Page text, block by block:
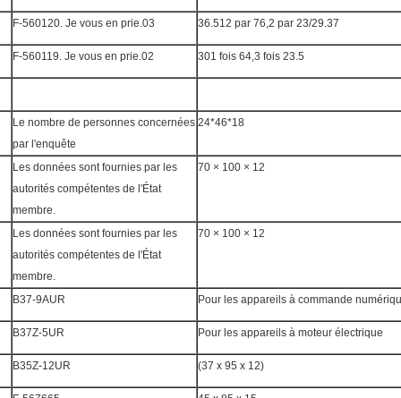
F-560120. Je vous en prie.03 36.512 par 76,2 par 23/29.37
F-560119. Je vous en prie.02 301 fois 64,3 fois 23.5
Le nombre de personnes concernées
par l'enquête
24*46*18
Les données sont fournies par les
autorités compétentes de l'État
membre.
70 × 100 × 12
Les données sont fournies par les
autorités compétentes de l'État
membre.
70 × 100 × 12
B37-9AUR Pour les appareils à commande
B37Z-5UR Pour les appareils à moteur électrique
B35Z-12UR (37 x 95 x 12)